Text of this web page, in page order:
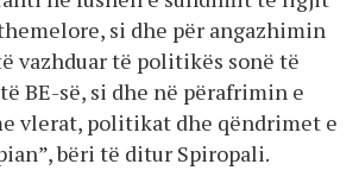
si dhe për angazhimin
vazhduar të politikës sonë të
BE-së, si dhe në përafrimin e
vlerat, politikat dhe qëndrimet e
bëri të ditur Spiropali.